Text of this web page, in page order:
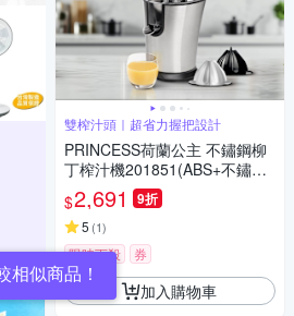
雙榨汁頭｜超省力握把設計
PRINCESS荷蘭公主 不鏽鋼柳
丁榨汁機201851(ABS+不鏽鋼
榨汁頭)
$2,691 9折
5 (1)
限時下殺 券
加入購物車